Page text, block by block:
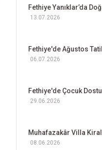
Fethiye Yanıklar’da
13.07.2026
Fethiye'de Ağustos
06.07.2026
Fethiye'de Çocuk
29.06.2026
Muhafazakâr Villa
08.06.2026